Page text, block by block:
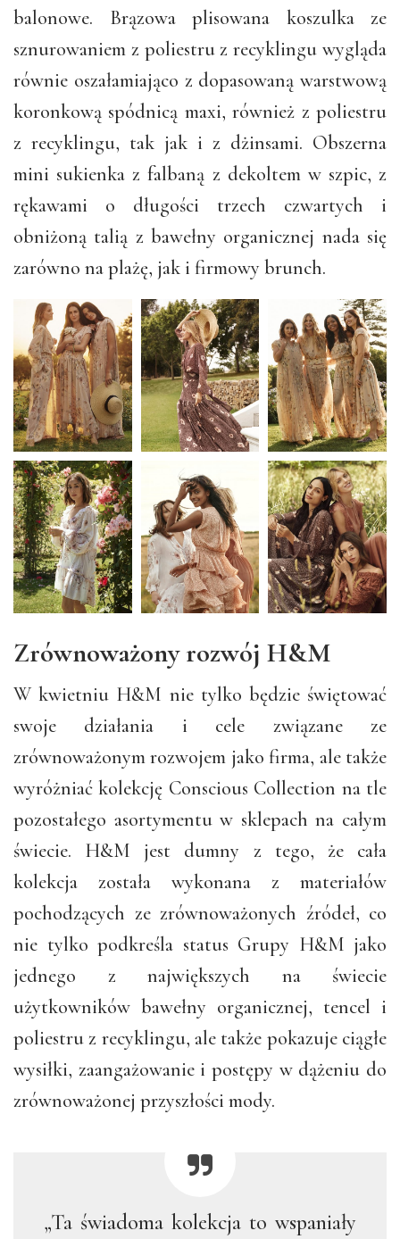
balonowe. Brązowa plisowana koszulka ze
sznurowaniem z poliestru z recyklingu wygląda
równie oszałamiająco z dopasowaną warstwową
koronkową spódnicą maxi, również z poliestru
z recyklingu, tak jak i z dżinsami. Obszerna
mini sukienka z falbaną z dekoltem w szpic, z
rękawami o długości trzech czwartych i
obniżoną talią z bawełny organicznej nada się
zarówno na plażę, jak i firmowy brunch.
Zrównoważony rozwój H&M
W kwietniu H&M nie tylko będzie świętować
swoje działania i cele związane ze
zrównoważonym rozwojem jako firma, ale także
wyróżniać kolekcję Conscious Collection na tle
pozostałego asortymentu w sklepach na całym
świecie. H&M jest dumny z tego, że cała
kolekcja została wykonana z materiałów
pochodzących ze zrównoważonych źródeł, co
nie tylko podkreśla status Grupy H&M jako
jednego z największych na świecie
użytkowników bawełny organicznej, tencel i
poliestru z recyklingu, ale także pokazuje ciągłe
wysiłki, zaangażowanie i postępy w dążeniu do
zrównoważonej przyszłości mody.
„Ta świadoma kolekcja to wspaniały